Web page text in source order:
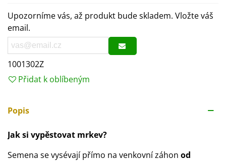
Upozorníme vás, až produkt bude skladem. Vložte váš
email.
1001302Z
Přidat k oblíbeným
Popis
Jak si vypěstovat mrkev?
Semena se vysévají přímo na venkovní záhon od